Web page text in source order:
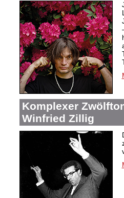
Komplexer
Winfried Zillig